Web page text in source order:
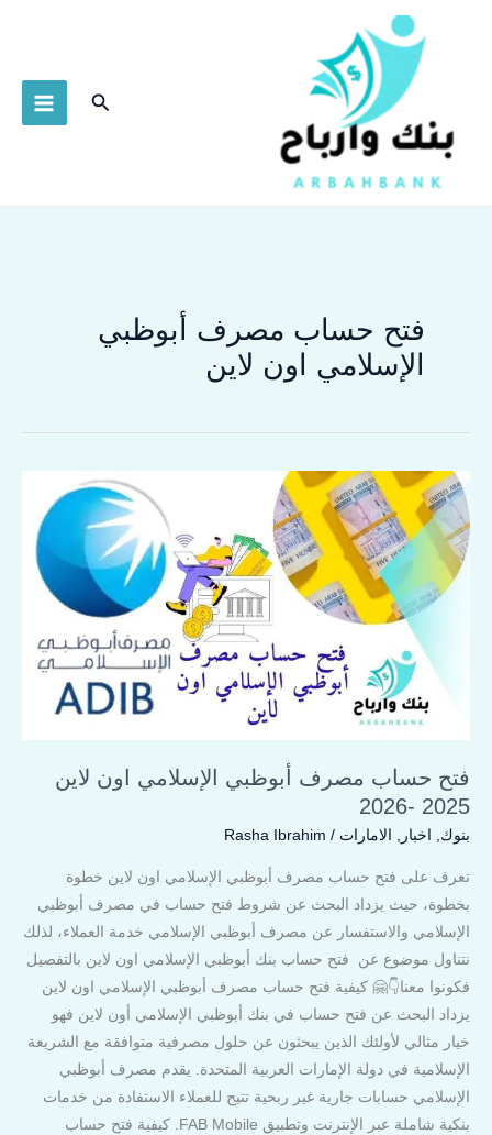
البحث
فتح حساب مصرف أبوظبي
الإسلامي اون لاين
فتح حساب مصرف أبوظبي الإسلامي اون لاين
2025 -2026
بنوك اخبار الامارات /
Rasha Ibrahim
تعرف على فتح حساب مصرف أبوظبي الإسلامي اون لاين خطوة
بخطوة، حيث يزداد البحث عن شروط فتح حساب في مصرف أبوظبي
الإسلامي والاستفسار عن مصرف أبوظبي الإسلامي خدمة العملاء، لذلك
نتناول موضوع عن فتح حساب بنك أبوظبي الإسلامي اون لاين بالتفصيل
فكونوا معنا👇🤗 كيفية فتح حساب مصرف أبوظبي الإسلامي اون لاين
يزداد البحث عن فتح حساب في بنك أبوظبي الإسلامي أون لاين فهو
خيار مثالي لأولئك الذين يبحثون عن حلول مصرفية متوافقة مع الشريعة
الإسلامية في دولة الإمارات العربية المتحدة. يقدم مصرف أبوظبي
الإسلامي حسابات جارية غير ربحية تتيح للعملاء الاستفادة من خدمات
بنكية شاملة عبر الإنترنت وتطبيق FAB Mobile. كيفية فتح حساب
فتح
حساب
مصرف
أبوظبي
الإسلامي
2025